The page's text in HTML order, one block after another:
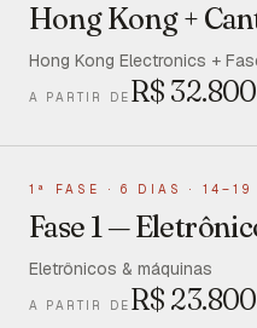
Hong Kong +
Hong Kong Electronics +
A PARTIR DE R$ 32.800
1ª FASE · 6 DIAS · 14–19
Fase 1 —
Eletrônicos & máquinas
A PARTIR DE R$ 23.800